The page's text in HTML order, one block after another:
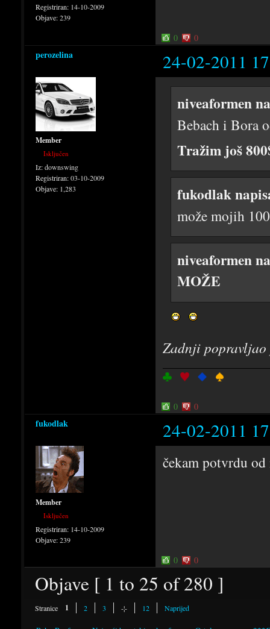
Registriran: 14-10-2009
Objave:239
0 0
perozelina 24-02-2011
Member
Isključen
Iz:downswing
Registriran:03-10-2009
Objave: 1,283
niveaformen
Bebach i Bora
Tražim još
fukodlak
može mojih
niveaformen
MOŽE
Zadnji
0 0
fukodlak 24-02-2011
Member
Isključen
Registriran: 14-10-2009
Objave:239
čekam potvrdu od
0 0
Objave [ 1 to 25 of 280 ]
Stranice 1 2 3 -¦- 12 Naprijed